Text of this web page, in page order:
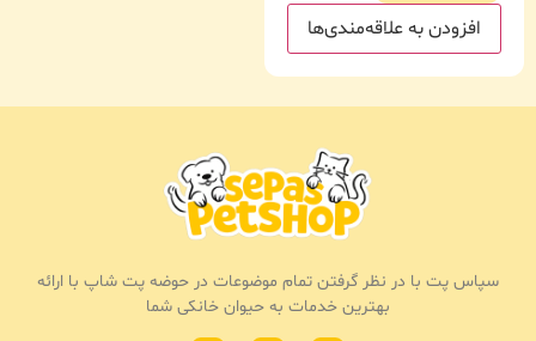
افزودن به علاقه‌مندی‌ها
سپاس پت با در نظر گرفتن تمام موضوعات در حوضه پت شاپ با ارائه
بهترین خدمات به حیوان خانکی شما